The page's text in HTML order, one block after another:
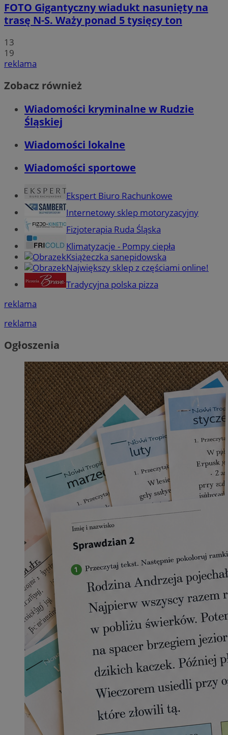
FOTO Gigantyczny wiadukt nasunięty na
trasę N-S. Waży ponad 5 tysięcy ton
13
19
reklama
Zobacz również
Wiadomości kryminalne w Rudzie
Śląskiej
Wiadomości lokalne
Wiadomości sportowe
Ekspert Biuro Rachunkowe
Internetowy sklep motoryzacyjny
Fizjoterapia Ruda Śląska
Klimatyzacje - Pompy ciepła
Książeczka sanepidowska
Największy sklep z częściami online!
Tradycyjna polska pizza
reklama
reklama
Ogłoszenia